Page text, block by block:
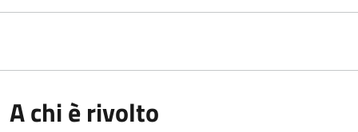
A chi è rivolto